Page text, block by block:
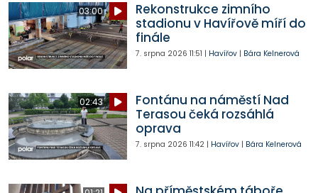
03:00
Rekonstrukce zimního
stadionu v Havířově míří do
finále
7. srpna 2026 11:51 | Havířov| Bára Kelnerová
02:43
Fontánu na náměstí Nad
Terasou čeká rozsáhlá
oprava
7. srpna 2026 11:42| Havířov| Bára Kelnerová